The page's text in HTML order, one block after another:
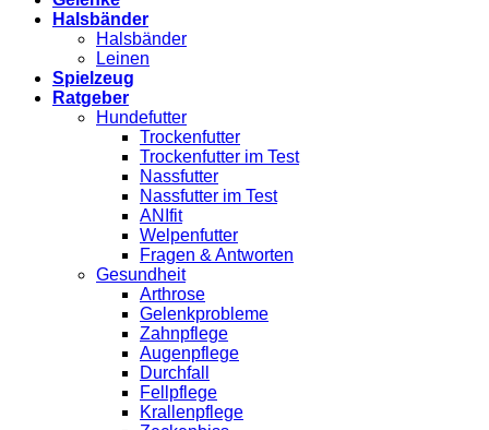
Halsbänder
Halsbänder
Leinen
Spielzeug
Ratgeber
Hundefutter
Trockenfutter
Trockenfutter im Test
Nassfutter
Nassfutter im Test
ANIfit
Welpenfutter
Fragen & Antworten
Gesundheit
Arthrose
Gelenkprobleme
Zahnpflege
Augenpflege
Durchfall
Fellpflege
Krallenpflege